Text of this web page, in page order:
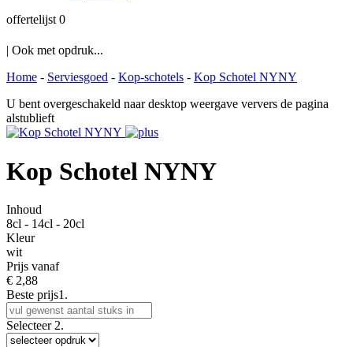
offertelijst 0
| Ook met opdruk...
Home - Serviesgoed - Kop-schotels - Kop Schotel NYNY
U bent overgeschakeld naar desktop weergave ververs de pagina
alstublieft
Kop Schotel NYNY
Inhoud
8cl - 14cl - 20cl
Kleur
wit
Prijs vanaf
€ 2,88
Beste prijs1.
Selecteer 2.